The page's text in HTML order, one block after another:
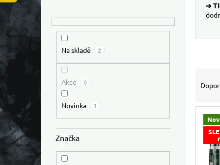
Na skladě 2
Akce 0
Novinka 1
Značka
➔